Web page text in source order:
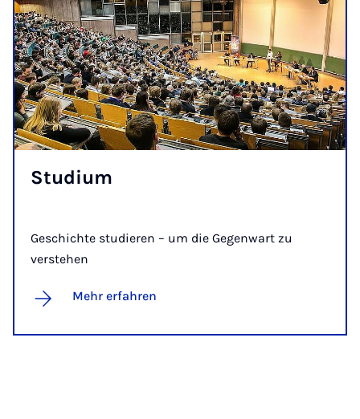
Stu­di­um
Ge­schich­te stu­die­ren – um die Gegenwart zu
verstehen
Mehr erfahren